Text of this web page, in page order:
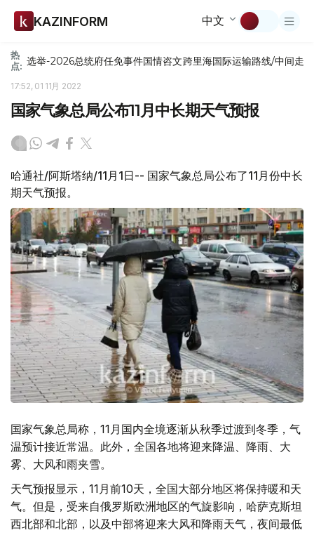
KAZINFORM 中文
热
点: 选举-2026总统府任免事件国情咨文跨里海国际运输路线/中间走廊
17:52, 01 11月 2022
国家气象总局公布11月中长期天气预报
哈通社/阿斯塔纳/11月1日-- 国家气象总局公布了11月份中长
期天气预报。
国家气象总局称，11月国内全境逐渐从秋季过渡到冬季，气
温预计接近常温。此外，全国各地将迎来降温、降雨、大
雾、大风和雨夹雪。
天气预报显示，11月前10天，全国大部分地区将保持暖和天
气。但是，受来自俄罗斯欧洲地区的气旋影响，哈萨克斯坦
西北部和北部，以及中部将迎来大风和降雨天气，夜间最低